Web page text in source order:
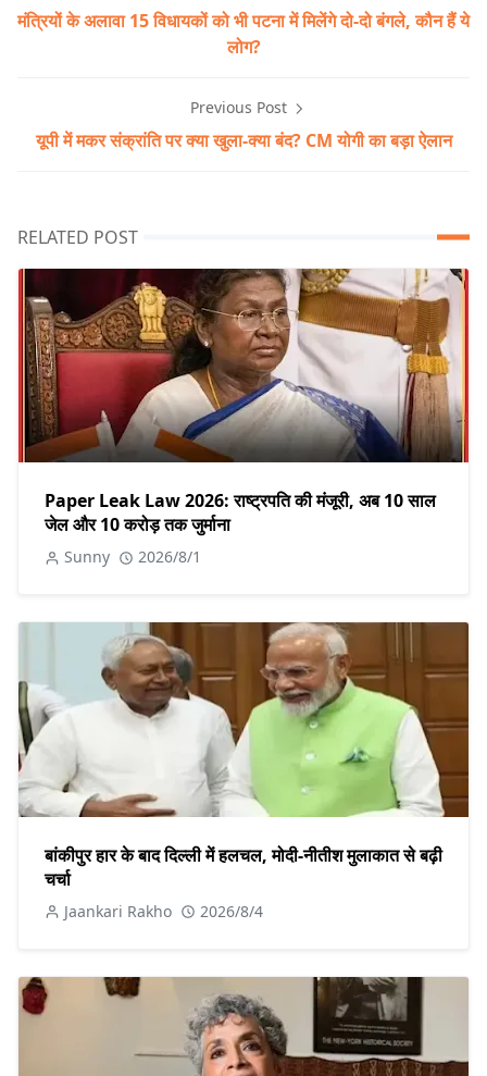
मंत्रियों के अलावा 15 विधायकों को भी पटना में मिलेंगे दो-दो बंगले, कौन हैं ये
लोग?
Previous Post
यूपी में मकर संक्रांति पर क्या खुला-क्या बंद? CM योगी का बड़ा ऐलान
RELATED POST
Paper Leak Law 2026: राष्ट्रपति की मंजूरी, अब 10 साल
जेल और 10 करोड़ तक जुर्माना
Sunny 2026/8/1
बांकीपुर हार के बाद दिल्ली में हलचल, मोदी-नीतीश मुलाकात से बढ़ी
चर्चा
Jaankari Rakho 2026/8/4